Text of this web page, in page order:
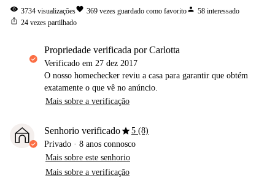
visibility 3734 visualizaçõesfavorite 369 vezes guardado como favoritoperson 58 interessado
ios_share 24 vezes partilhado
propriedade verificada por Carlotta
Verificado em 27 dez 2017
O nosso homechecker reviu a casa para garantir que obtém
exatamente o que vê no anúncio.
Mais sobre a verificação
Senhorio verificadostar5 (8)
Privado · 8 anos connosco
Mais sobre este senhorio
Mais sobre a verificação